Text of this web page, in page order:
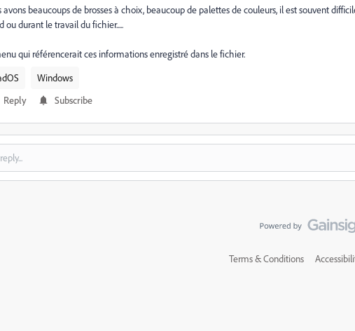
avons beaucoups de brosses à choix, beaucoup de palettes de couleurs, il est souvent
ou durant le travail du fichier.....
qui référencerait ces informations enregistré dans le fichier.
Windows
Reply Subscribe
Terms & Conditions